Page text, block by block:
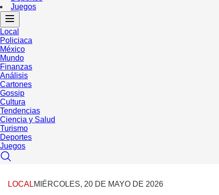
Juegos
Local
Policiaca
México
Mundo
Finanzas
Análisis
Cartones
Gossip
Cultura
Tendencias
Ciencia y Salud
Turismo
Deportes
Juegos
LOCALMIÉRCOLES, 20 DE MAYO DE 2026